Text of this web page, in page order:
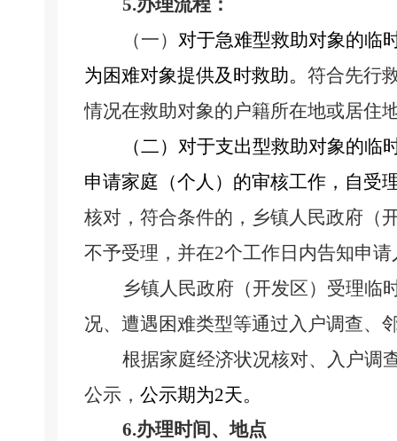
5.办理流程：
（一） 对于急难型救助对象的临
为困难对象提供及时救助。 符合先行
情况在救助对象的户籍所在地或居住
（二）对于支出型救助对象的临
申请家庭（个人）的审核工作，自受
核对，符合条件的，乡镇人民政府（
不予受理，并在2个工作日内告知申
乡镇人民政府（开发区）受理临
况、遭遇困难类型等通过入户调查、
根据家庭经济状况核对、入户调
公示， 公示期为2天。
6.办理时间、地点